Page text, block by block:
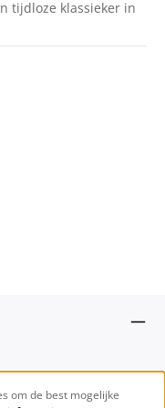
tijdloze klassieker in
om de best mogelijke